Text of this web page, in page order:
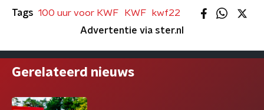
Tags 100 uur voor KWF KWF
kwf22
Advertentie via ster.nl
Gerelateerd nieuws